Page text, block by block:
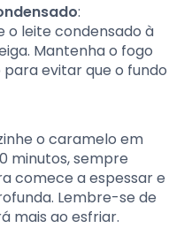
:
leite condensado à
Mantenha o fogo
evitar que o fundo
o caramelo em
minutos, sempre
comece a espessar e
Lembre-se de
mais ao esfriar.